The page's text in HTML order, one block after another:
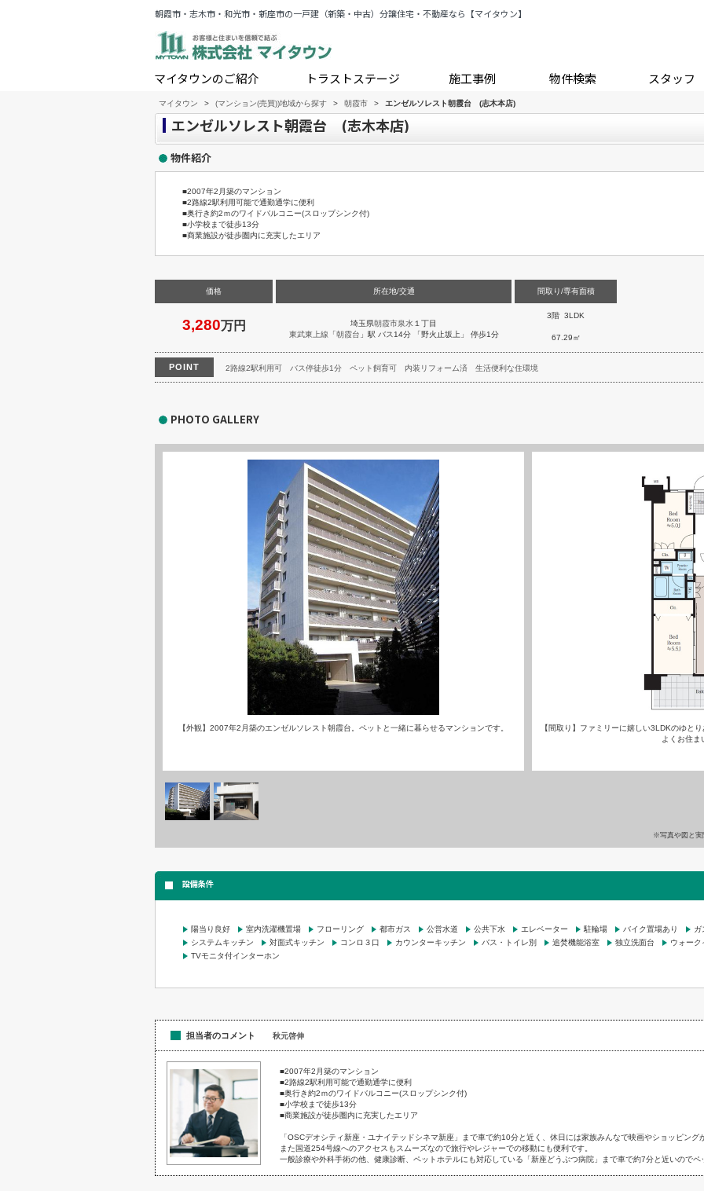
朝霞市・志木市・和光市・新座市の一戸建（新築・中古）分譲住宅・不動産なら【マイタウン】
マイタウンのご紹介 トラストステージ 施工事例 物件検索 スタッフ
マイタウン > (マンション(売買))地域から探す > 朝霞市 > エンゼルソレスト朝霞台 (志木本店)
エンゼルソレスト朝霞台 (志木本店)
物件紹介
■2007年2月築のマンション
■2路線2駅利用可能で通勤通学に便利
■奥行き約2ｍのワイドバルコニー(スロップシンク付)
■小学校まで徒歩13分
■商業施設が徒歩圏内に充実したエリア
価格
3,280万円
所在地/交通
埼玉県朝霞市泉水 １丁目
東武東上線 「朝霞台 」駅 バス14分 「野火止坂上」 停歩1分
間取り/専有面積
3階 3LDK
67.29㎡
POINT 2路線2駅利用可 バス停徒歩1分 ペット飼育可 内装リフォーム済 生活便利な住環境
PHOTO GALLERY
【外観】2007年2月築のエンゼルソレスト朝霞台。ペットと一緒に暮らせるマンションです。
【間取り】ファミリーに嬉しい3LDKのゆと
よくお住ま
※写真や図と実
設備条件
陽当り良好 室内洗濯機置場 フローリング 都市ガス 公営水道 公共下水 エレベーター 駐輪場 バイク置場あり
ガ
システムキッチン
対面式キッチン コンロ３口 カウンターキッチン バス・トイレ別 追焚機能浴室 独立洗面台
ウォーク
TVモニタ付インターホン
担当者のコメント 秋元啓伸
■2007年2月築のマンション
■2路線2駅利用可能で通勤通学に便利
■奥行き約2ｍのワイドバルコニー(スロップシンク付)
■小学校まで徒歩13分
■商業施設が徒歩圏内に充実したエリア
「OSCデオシティ新座・ユナイテッドシネマ新座」まで車で約10分と近く、休日には家族みんなで映画やショッピング
また国道254号線へのアクセスもスムーズなので旅行やレジャーでの移動にも便利です。
一般診療や外科手術の他、健康診断、ペットホテルにも対応している「新座どうぶつ病院」まで車で約7分と近いのでペ